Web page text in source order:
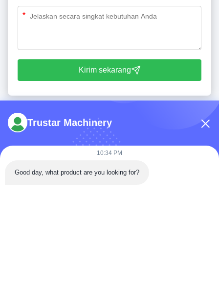
*
Kirim sekarang
Telp: 86-180-5882-0351
Trustar Machinery
10:34 PM
Good day, what product are you looking for?